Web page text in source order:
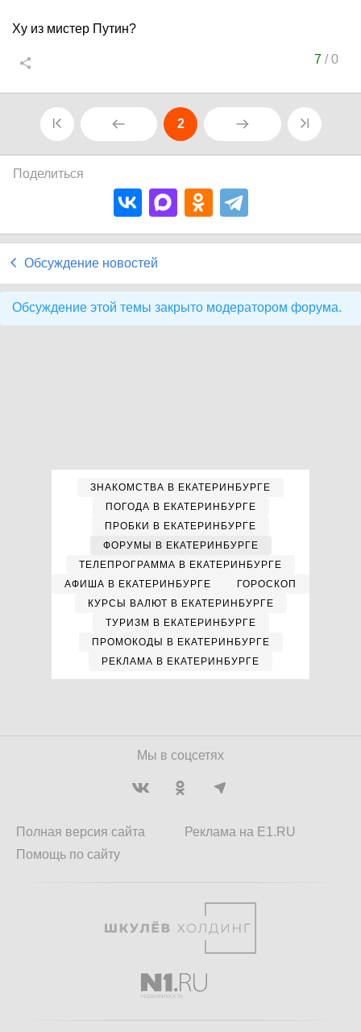
Ху из мистер Путин?
7/0
2
Поделиться
Обсуждение новостей
Обсуждение этой темы закрыто модератором форума.
ЗНАКОМСТВА В ЕКАТЕРИНБУРГЕ
ПОГОДА В ЕКАТЕРИНБУРГЕ
ПРОБКИ В ЕКАТЕРИНБУРГЕ
ФОРУМЫ В ЕКАТЕРИНБУРГЕ
ТЕЛЕПРОГРАММА В ЕКАТЕРИНБУРГЕ
АФИША В ЕКАТЕРИНБУРГЕ
ГОРОСКОП
КУРСЫ ВАЛЮТ В ЕКАТЕРИНБУРГЕ
ТУРИЗМ В ЕКАТЕРИНБУРГЕ
ПРОМОКОДЫ В ЕКАТЕРИНБУРГЕ
РЕКЛАМА В ЕКАТЕРИНБУРГЕ
Мы в соцсетях
Полная версия сайта
Помощь по сайту
Реклама на E1.RU